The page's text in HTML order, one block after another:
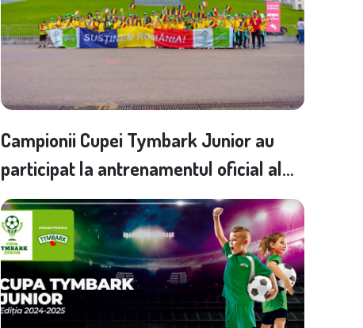
Campionii Cupei Tymbark Junior au
participat la antrenamentul oficial al
Naționalei de fotbal și la meciul cu
reprezentativa Ciprului